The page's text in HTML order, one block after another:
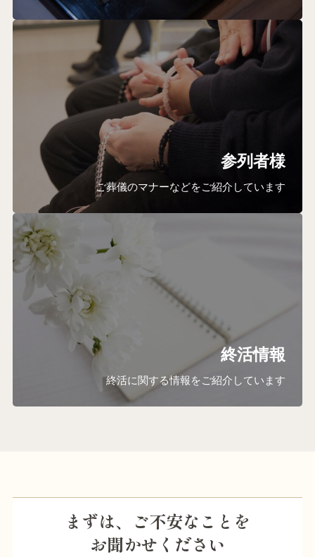
参列者様
ご葬儀のマナーなどをご紹介しています
終活情報
終活に関する情報をご紹介しています
まずは、ご不安なことを
お聞かせください